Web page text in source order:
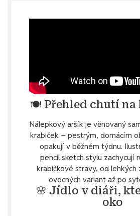
🍽️ Přehled chutí na
Nálepkový aršík je věnovaný
krabiček – pestrým, domácím
opakují v běžném týdnu.
pencil sketch stylu zachycují
krabičkové stravy, od lehkých
ovocných variant až po
🌸 Jídlo v diáři,
oko